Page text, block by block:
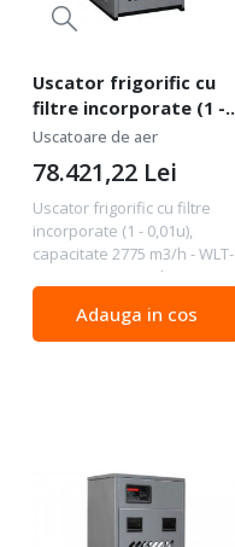
Uscator frigorific cu
filtre incorporate (1 -
0,01u), capacitate 2775
m3/h - WLT-WDF-2775
Uscatoare de aer
Uscator frigorific cu filtre
incorporate (1 - 0,01u),
capacitate 2775 m3/h - WLT-
WDF-2775 Date tehnice
Capacitate m3/min 46.25
Conexiune 3 " Tensiunea V
78.421,22 Lei
Adauga in cos